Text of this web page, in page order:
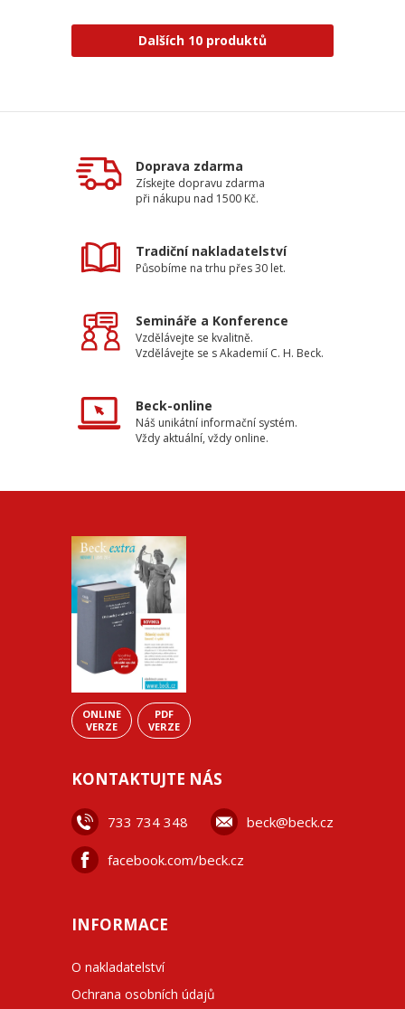
Dalších 10 produktů
Doprava zdarma
Získejte dopravu zdarma
při nákupu nad 1500 Kč.
Tradiční nakladatelství
Působíme na trhu přes 30 let.
Semináře a Konference
Vzdělávejte se kvalitně.
Vzdělávejte se s Akademií C. H. Beck.
Beck-online
Náš unikátní informační systém.
Vždy aktuální, vždy online.
ONLINE
VERZE
PDF
VERZE
KONTAKTUJTE NÁS
733 734 348 beck@beck.cz
facebook.com/beck.cz
INFORMACE
O nakladatelství
Ochrana osobních údajů